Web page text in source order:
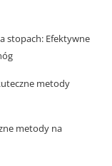
stopach: Efektywne
metody
metody na